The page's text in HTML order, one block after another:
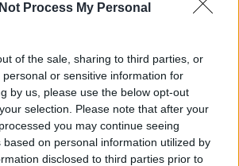
Process My Personal
of the sale, sharing to third parties, or
or sensitive information for
by us, please use the below opt-out
selection. Please note that after your
you may continue seeing
based on personal information utilized by
disclosed to third parties prior to